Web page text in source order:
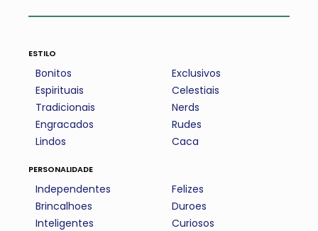
estilo
Bonitos
Espirituais
Tradicionais
Engracados
Lindos
Exclusivos
Celestiais
Nerds
Rudes
Caca
personalidade
Independentes
Brincalhoes
Inteligentes
Felizes
Duroes
Curiosos